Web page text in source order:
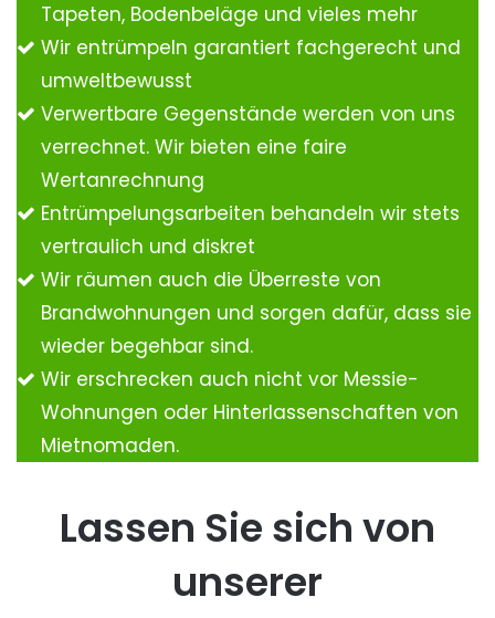
Tapeten, Bodenbeläge und vieles mehr
Wir entrümpeln garantiert fachgerecht und
umweltbewusst
Verwertbare Gegenstände werden von uns
verrechnet. Wir bieten eine faire
Wertanrechnung
Entrümpelungsarbeiten behandeln wir stets
vertraulich und diskret
Wir räumen auch die Überreste von
Brandwohnungen und sorgen dafür, dass sie
wieder begehbar sind.
Wir erschrecken auch nicht vor Messie-
Wohnungen oder Hinterlassenschaften von
Mietnomaden.
Lassen Sie sich von
unserer